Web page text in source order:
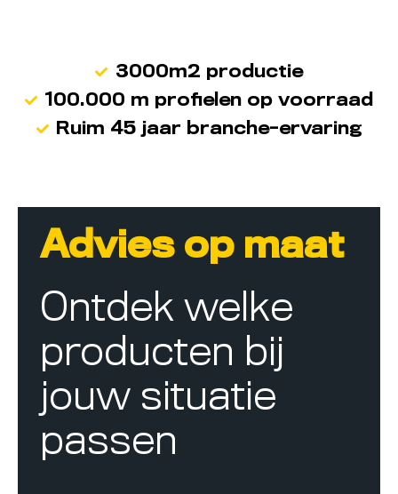
3000m2 productie
100.000 m profielen op voorraad
Ruim 45 jaar branche-ervaring
Advies op maat
Ontdek welke
producten bij
jouw situatie
passen